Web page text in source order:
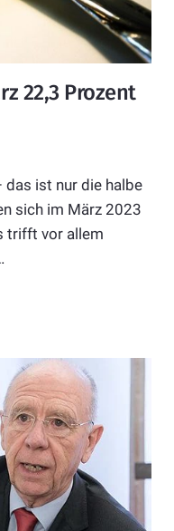
22,3 Prozent
ist nur die halbe
sich im März 2023
trifft vor allem